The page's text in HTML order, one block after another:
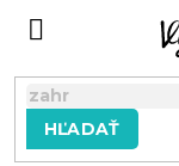
HĽADAŤ